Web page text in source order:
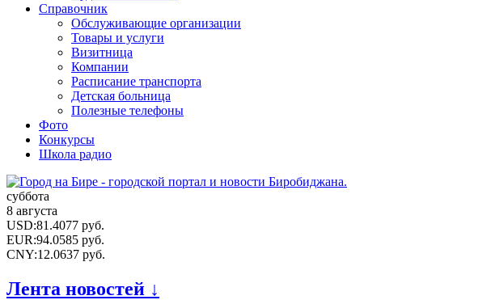
Справочник
Обслуживающие организации
Товары и услуги
Визитница
Компании
Расписание транспорта
Детская больница
Полезные телефоны
Фото
Конкурсы
Школа радио
суббота
8 августа
USD:81.4077 руб.
EUR:94.0585 руб.
CNY:12.0637 руб.
Лента новостей ↓